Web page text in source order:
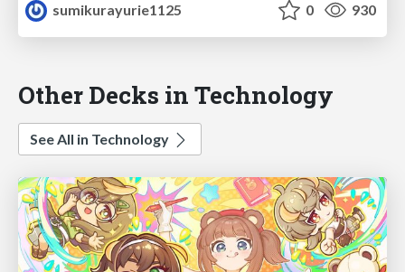
sumikurayurie1125
0 930
Other Decks in Technology
See All in Technology